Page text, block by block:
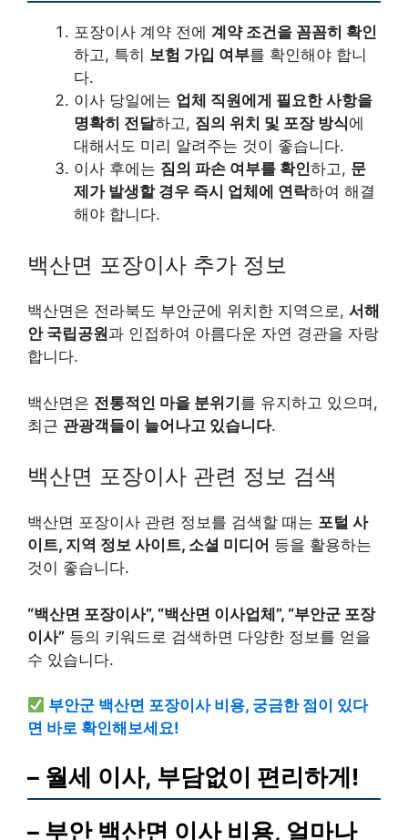
포장이사 계약 전에 계약 조건을 꼼꼼히 확인
하고, 특히 보험 가입 여부를 확인해야 합니
다.
이사 당일에는 업체 직원에게 필요한 사항을
명확히 전달하고, 짐의 위치 및 포장 방식에
대해서도 미리 알려주는 것이 좋습니다.
이사 후에는 짐의 파손 여부를 확인하고, 문
제가 발생할 경우 즉시 업체에 연락하여 해결
해야 합니다.
백산면 포장이사 추가 정보
백산면은 전라북도 부안군에 위치한 지역으로, 서해
안 국립공원과 인접하여 아름다운 자연 경관을 자랑
합니다.
백산면은 전통적인 마을 분위기를 유지하고 있으며,
최근 관광객들이 늘어나고 있습니다.
백산면 포장이사 관련 정보 검색
백산면 포장이사 관련 정보를 검색할 때는 포털 사
이트, 지역 정보 사이트, 소셜 미디어 등을 활용하는
것이 좋습니다.
“백산면 포장이사”, “백산면 이사업체”, “부안군 포장
이사” 등의 키워드로 검색하면 다양한 정보를 얻을
수 있습니다.
부안군 백산면 포장이사 비용, 궁금한 점이 있다
면 바로 확인해보세요!
– 월세 이사, 부담없이 편리하게!
– 부안 백산면 이사 비용, 얼마나